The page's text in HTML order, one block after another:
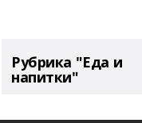
Рубрика "Еда и
напитки"